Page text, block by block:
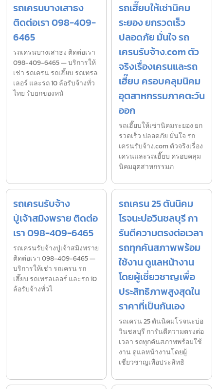
รถเครนบางเสาธง
ติดต่อเรา 098-409-
6465
รถเครนบางเสาธง ติดต่อเรา
098-409-6465 — บริการให้
เช่า รถเครน รถเฮี๊ยบ รถเทรล
เลอร์ และรถ 10 ล้อรับจ้างทั่ว
ไทย รับยกของหนั
รถเฮี๊ยบให้เช่านิคม
ระยอง ยกรวดเร็ว
ปลอดภัย มั่นใจ รถ
เครนรับจ้าง.com ตัว
จริงเรื่องเครนและรถ
เฮี๊ยบ ครอบคลุมนิคม
อุตสาหกรรมภาคตะวัน
ออก
รถเฮี๊ยบให้เช่านิคมระยอง ยก
รวดเร็ว ปลอดภัย มั่นใจ รถ
เครนรับจ้าง.com ตัวจริงเรื่อง
เครนและรถเฮี๊ยบ ครอบคลุม
นิคมอุตสาหกรรมภ
รถเครนรับจ้าง
ปู่เจ้าสมิงพราย ติดต่อ
เรา 098-409-6465
รถเครนรับจ้างปู่เจ้าสมิงพราย
ติดต่อเรา 098-409-6465 —
บริการให้เช่า รถเครน รถ
เฮี๊ยบ รถเทรลเลอร์ และรถ 10
ล้อรับจ้างทั่วไ
รถเครน 25 ตันนิคม
โรจนะบ่อวินชลบุรี กา
รันตีความตรงต่อเวลา
รถทุกคันสภาพพร้อม
ใช้งาน ดูแลหน้างาน
โดยผู้เชี่ยวชาญเพื่อ
ประสิทธิภาพสูงสุดใน
ราคาที่เป็นกันเอง
รถเครน 25 ตันนิคมโรจนะบ่อ
วินชลบุรี การันตีความตรงต่อ
เวลา รถทุกคันสภาพพร้อมใช้
งาน ดูแลหน้างานโดยผู้
เชี่ยวชาญเพื่อประสิทธิ